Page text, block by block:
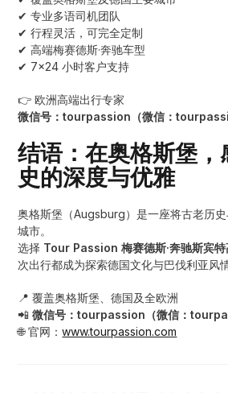
✔ 专业多语司机团队
✔ 行程灵活，可完全定制
✔ 高端梅赛德斯·奔驰车型
✔ 7×24 小时客户支持
👉 欧洲高端出行专家
微信号：tourpassion（微信：
结语：在奥格斯堡，
史的深度与优雅
奥格斯堡（Augsburg）是一座将古老历
城市。
选择 Tour Passion 梅赛德斯·奔驰斯宾特
次出行都成为探索德国文化与巴伐利亚风
📍 覆盖奥格斯堡、德国及全欧洲
📲微信号：tourpassion（微信：
🌐 官网：www.tourpassion.com